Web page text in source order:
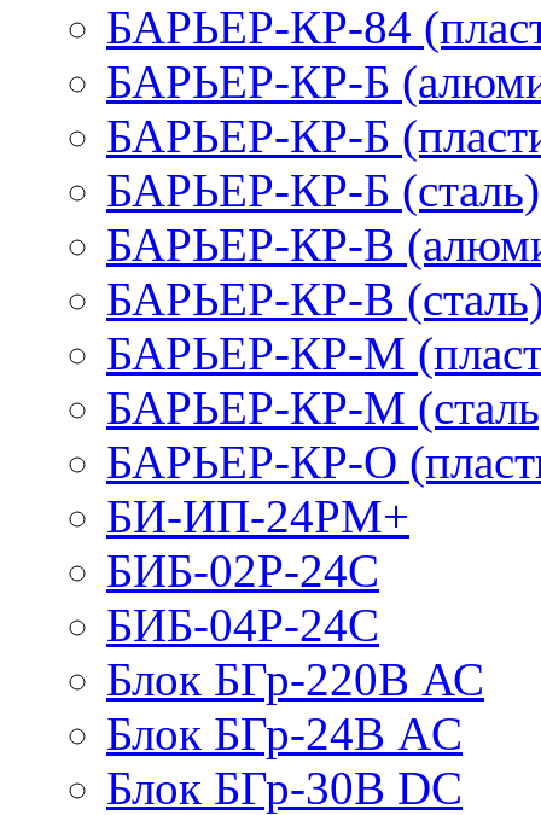
БАРЬЕР-КР-84
БАРЬЕР-КР-Б
БАРЬЕР-КР-Б
БАРЬЕР-КР-Б (сталь)
БАРЬЕР-КР-В
БАРЬЕР-КР-В
БАРЬЕР-КР-М
БАРЬЕР-КР-М
БАРЬЕР-КР-О
БИ-ИП-24РМ+
БИБ-02Р-24С
БИБ-04Р-24С
Блок БГр-220В АС
Блок БГр-24В AC
Блок БГр-30В DC